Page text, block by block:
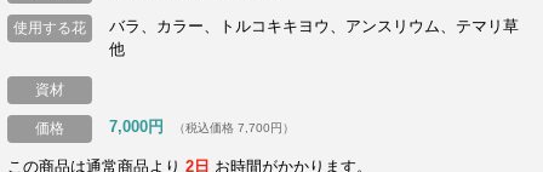
使用する花
バラ、カラー、トルコキキヨウ、アンスリウム、テマリ草
他
資材
価格 7,000円 （税込価格 7,700円）
この商品は通常商品より2日 お時間がかかります。